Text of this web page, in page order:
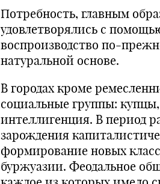
Потребность, главным
удовлетворялись с
воспроизводство по-
натуральной основе.
В городах кроме
социальные группы:
интеллигенция. В период
зарождения
формирование новых
буржуазии. Феодальное